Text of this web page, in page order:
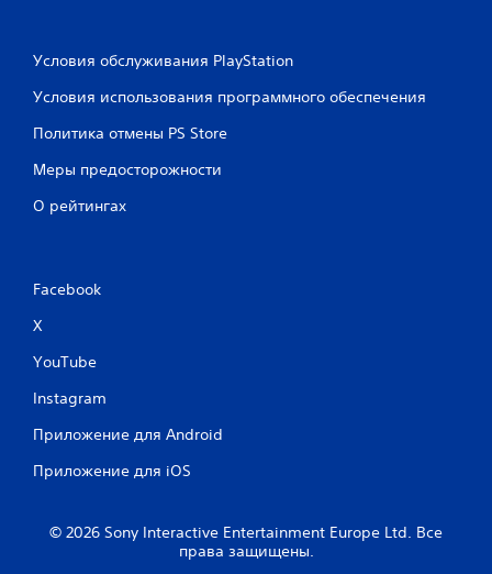
Условия обслуживания PlayStation
Условия использования программного обеспечения
Политика отмены PS Store
Меры предосторожности
О рейтингах
Facebook
X
YouTube
Instagram
Приложение для Android
Приложение для iOS
© 2026 Sony Interactive Entertainment Europe Ltd. Все
права защищены.